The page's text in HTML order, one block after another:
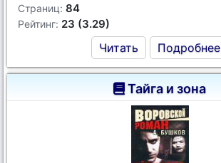
Страниц: 84
Рейтинг: 23 (3.29)
Читать Подробнее
Тайга и зона